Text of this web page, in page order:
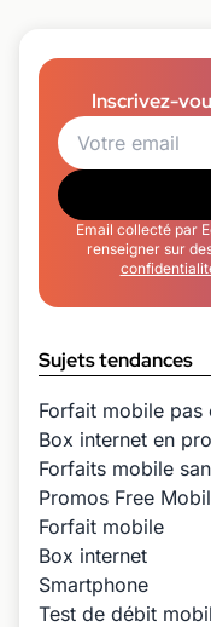
Inscrivez-
Email collecté par
renseigner sur
Sujets tendances
Forfait mobile pas
Box internet en
Forfaits mobile
Promos Free
Forfait mobile
Box internet
Smartphone
Test de débit